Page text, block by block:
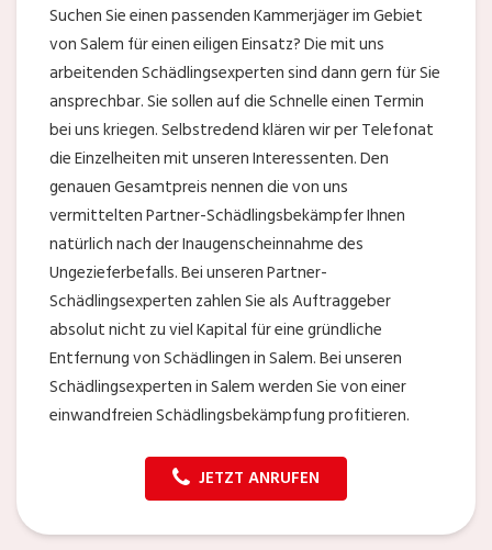
Suchen Sie einen passenden Kammerjäger im Gebiet
von Salem für einen eiligen Einsatz? Die mit uns
arbeitenden Schädlingsexperten sind dann gern für Sie
ansprechbar. Sie sollen auf die Schnelle einen Termin
bei uns kriegen. Selbstredend klären wir per Telefonat
die Einzelheiten mit unseren Interessenten. Den
genauen Gesamtpreis nennen die von uns
vermittelten Partner-Schädlingsbekämpfer Ihnen
natürlich nach der Inaugenscheinnahme des
Ungezieferbefalls. Bei unseren Partner-
Schädlingsexperten zahlen Sie als Auftraggeber
absolut nicht zu viel Kapital für eine gründliche
Entfernung von Schädlingen in Salem. Bei unseren
Schädlingsexperten in Salem werden Sie von einer
einwandfreien Schädlingsbekämpfung profitieren.
JETZT ANRUFEN